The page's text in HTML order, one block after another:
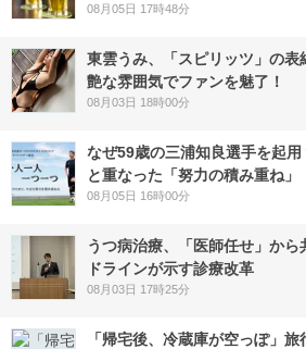
08月05日 17時48分
東雲うみ、「スピリッツ」の
艶な雰囲気でファンを魅了！
08月03日 18時00分
なぜ59歳の三浦知良選手を起
と重なった「努力の積み重ね」
08月05日 16時00分
うつ病治療、「医師任せ」か
ドラインが示す診療改革
08月03日 17時25分
「帰宅後、冷蔵庫が空っぽ」